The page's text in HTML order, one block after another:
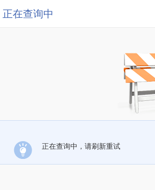
正在查询中
正在查询中，请刷新重试